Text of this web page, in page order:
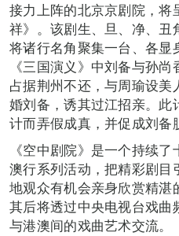
接力上阵的北京京剧院，将
祥》。该剧生、旦、净、丑
将诸行名角聚集一台、各显
《三国演义》中刘备与孙
占据荆州不还，与周瑜设
婚刘备，诱其过江招亲。
计而弄假成真，并促成刘备
《空中剧院》是一个持续
澳行系列活动，把精彩剧目
地观众有机会亲身欣赏精湛
其后将透过中央电视台戏
与港澳间的戏曲艺术交流。